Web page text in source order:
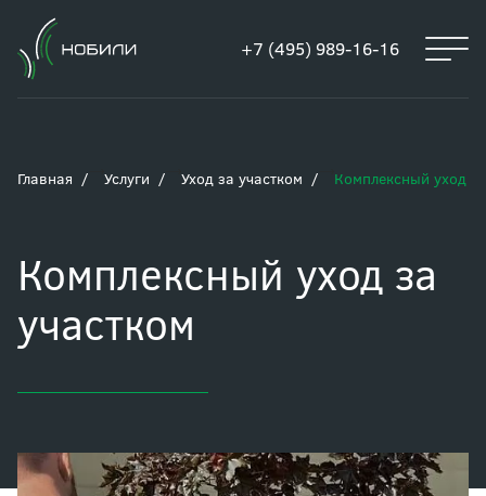
+7 (495) 989-16-16
Главная Услуги Уход за участком Комплексный уход
Комплексный уход за
участком